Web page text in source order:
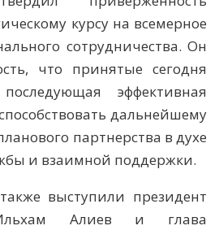
курсу на всемерное
сотрудничества. Он
что принятые сегодня
эффективная
дальнейшему
партнерства в духе
и взаимной поддержки.
выступили президент
Алиев и глава